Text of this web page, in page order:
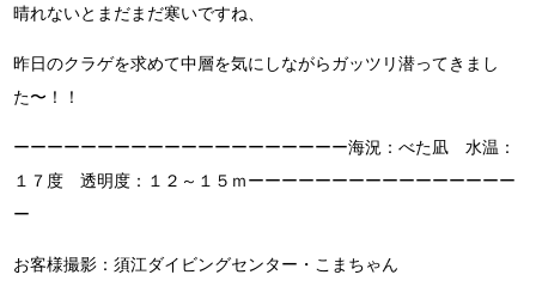
晴れないとまだまだ寒いですね、
昨日のクラゲを求めて中層を気にしながらガッツリ潜ってきまし
た〜！！
ーーーーーーーーーーーーーーーーーーーー海況：べた凪 水温：
１７度 透明度：１２～１５ｍーーーーーーーーーーーーーーーー
ー
お客様撮影：須江ダイビングセンター・こまちゃん